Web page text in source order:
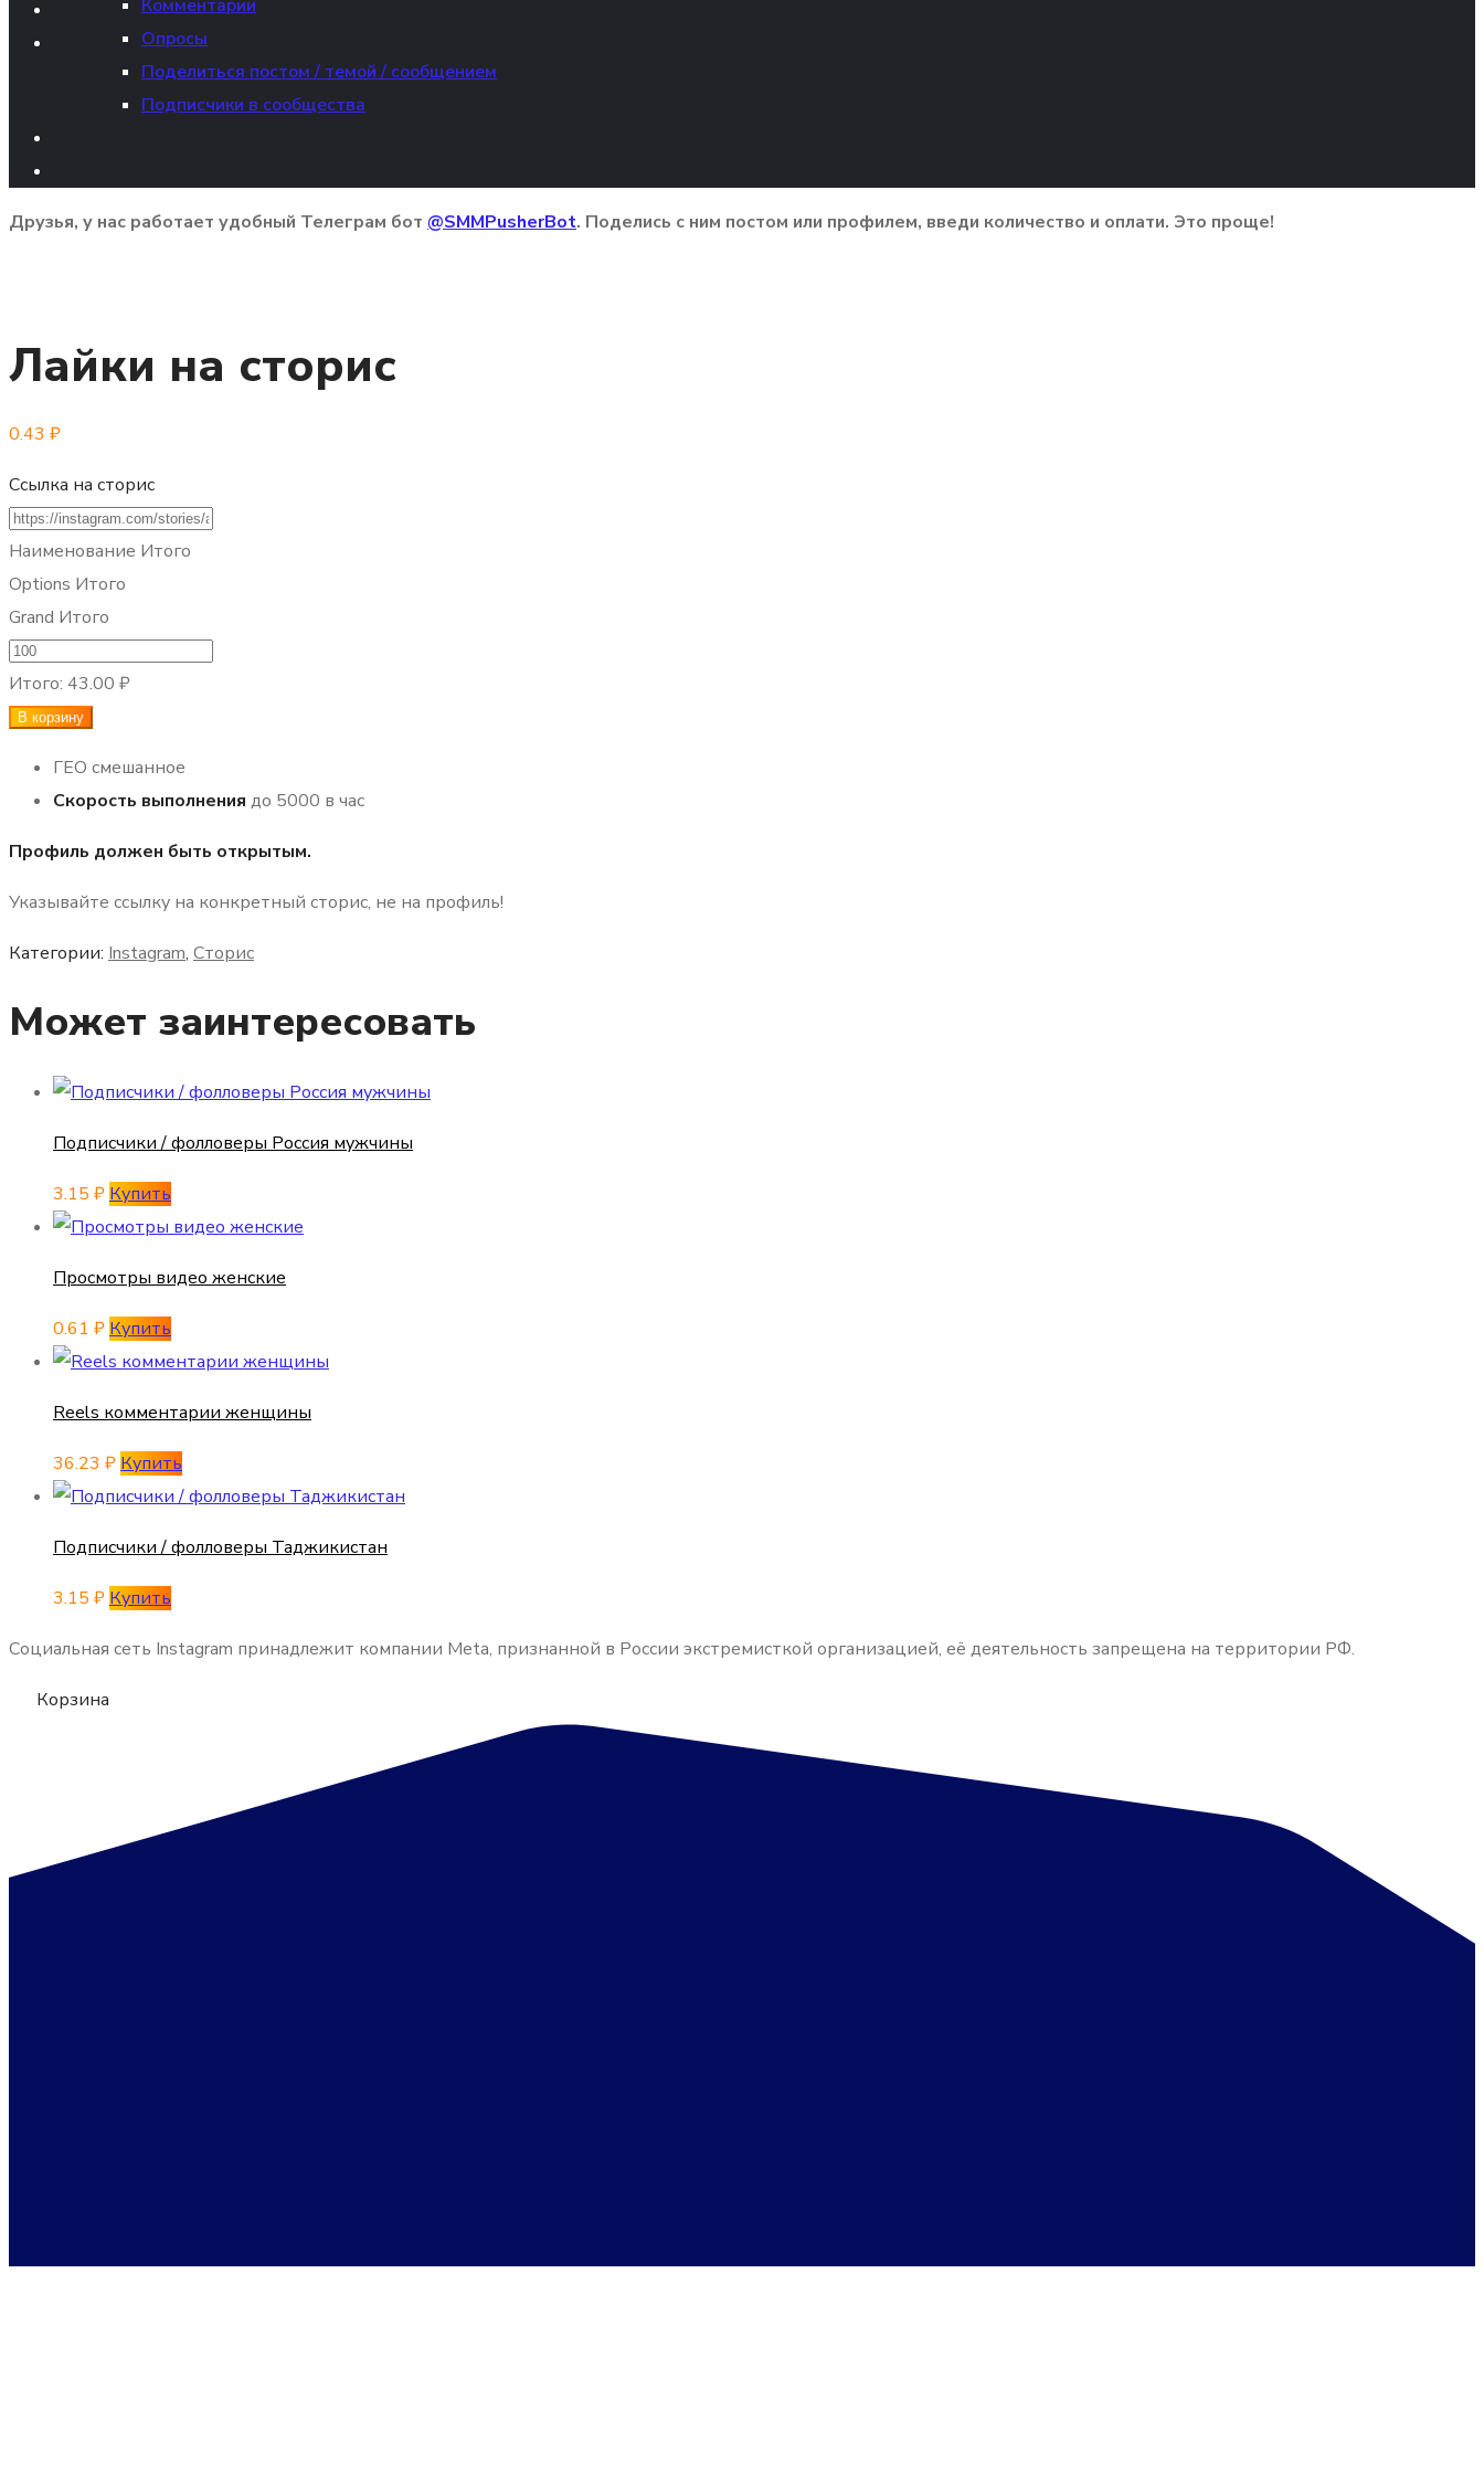
Комментарии
Опросы
Поделиться постом / темой / сообщением
Подписчики в сообщества
Друзья, у нас работает удобный Телеграм бот @SMMPusherBot. Поделись с ним постом или профилем, введи количество и оплати. Это проще!
Лайки на сторис
0.43 ₽
Ссылка на сторис
Наименование Итого
Options Итого
Grand Итого
Количество
товара
Лайки
Итого: 43.00 ₽
В корзину
ГЕО смешанное
Скорость выполнения до 5000 в час
Профиль должен быть открытым.
Указывайте ссылку на конкретный сторис, не на профиль!
Категории: Instagram, Сторис
Может заинтересовать
Подписчики / фолловеры Россия мужчины
3.15 ₽ Купить
Просмотры видео женские
0.61 ₽ Купить
Reels комментарии женщины
36.23 ₽ Купить
Подписчики / фолловеры Таджикистан
3.15 ₽ Купить
Социальная сеть Instagram принадлежит компании Meta, признанной в России экстремисткой организацией, её деятельность запрещена на территории РФ.
Корзина